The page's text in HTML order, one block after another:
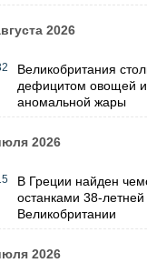
2026
Великобритания
дефицитом овощей
аномальной жары
2026
В Греции найден
останками 38-летней
Великобритании
2026